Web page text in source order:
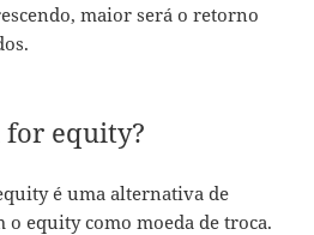
maior será o retorno
for equity?
é uma alternativa de
equity como moeda de troca.